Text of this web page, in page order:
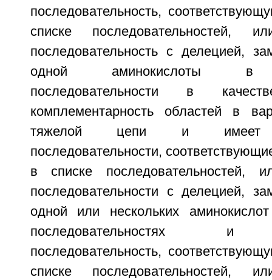
последовательность,
списке последовательностей,
последовательность с делецией,
одной аминокислоты в
последовательности в
комплементарность областей в
тяжелой цепи и имеет
последовательности,
в списке последовательностей,
последовательности с делецией,
одной или нескольких
последовательностях и
последовательность,
списке последовательностей,